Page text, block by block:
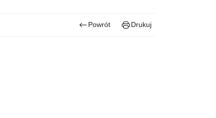
Powrót Drukuj